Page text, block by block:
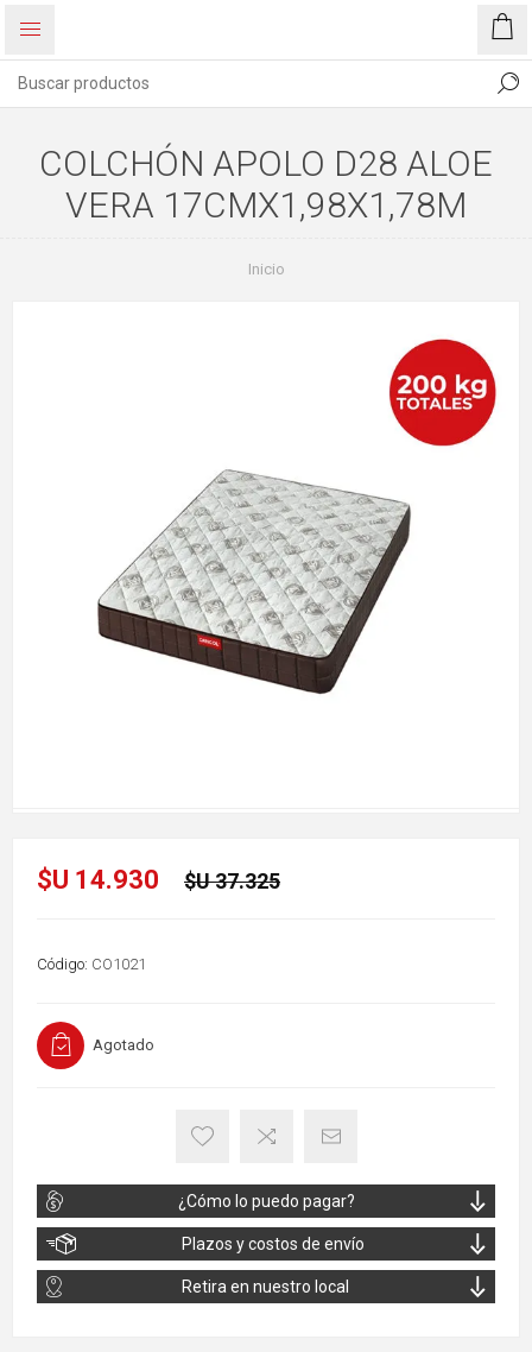
COLCHÓN APOLO D28 ALOE
VERA 17CMX1,98X1,78M
Inicio
$U 14.930 $U 37.325
Código: CO1021
Agotado
¿Cómo lo puedo pagar?
Plazos y costos de envío
Retira en nuestro local